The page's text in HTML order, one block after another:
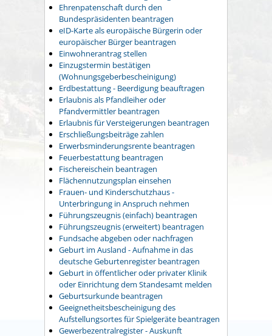
Ehrenpatenschaft durch den
Bundespräsidenten beantragen
eID-Karte als europäische Bürgerin oder
europäischer Bürger beantragen
Einwohnerantrag stellen
Einzugstermin bestätigen
(Wohnungsgeberbescheinigung)
Erdbestattung - Beerdigung beauftragen
Erlaubnis als Pfandleiher oder
Pfandvermittler beantragen
Erlaubnis für Versteigerungen beantragen
Erschließungsbeiträge zahlen
Erwerbsminderungsrente beantragen
Feuerbestattung beantragen
Fischereischein beantragen
Flächennutzungsplan einsehen
Frauen- und Kinderschutzhaus -
Unterbringung in Anspruch nehmen
Führungszeugnis (einfach) beantragen
Führungszeugnis (erweitert) beantragen
Fundsache abgeben oder nachfragen
Geburt im Ausland - Aufnahme in das
deutsche Geburtenregister beantragen
Geburt in öffentlicher oder privater Klinik
oder Einrichtung dem Standesamt melden
Geburtsurkunde beantragen
Geeignetheitsbescheinigung des
Aufstellungsortes für Spielgeräte beantragen
Gewerbezentralregister - Auskunft